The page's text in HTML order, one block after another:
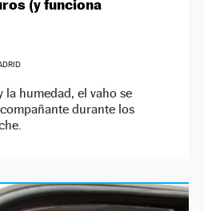
(y funciona
humedad, el vaho se
durante los